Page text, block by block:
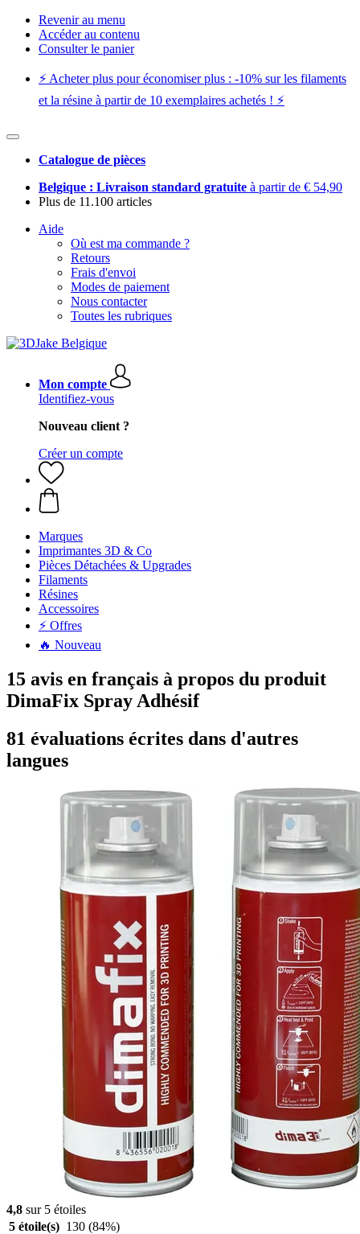
Revenir au menu
Accéder au contenu
Consulter le panier
⚡️ Acheter plus pour économiser plus : -10% sur les filaments
et la résine à partir de 10 exemplaires achetés ! ⚡️
Catalogue de pièces
Belgique : Livraison standard gratuite à partir de € 54,90
Plus de 11.100 articles
Aide
Où est ma commande ?
Retours
Frais d'envoi
Modes de paiement
Nous contacter
Toutes les rubriques
Mon compte
Identifiez-vous
Nouveau client ?
Créer un compte
Marques
Imprimantes 3D & Co
Pièces Détachées & Upgrades
Filaments
Résines
Accessoires
⚡ Offres
🔥 Nouveau
15 avis en français à propos du produit
DimaFix Spray Adhésif
81 évaluations écrites dans d'autres
langues
4,8 sur 5 étoiles
5 étoile(s) 130 (84%)